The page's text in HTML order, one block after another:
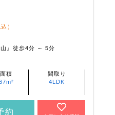
）
』徒歩4分 ～ 5分
積
間取り
4LDK
約